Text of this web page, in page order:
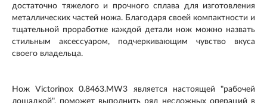
достаточно тяжелого и прочного сплава для изготовления
металлических частей ножа. Благодаря своей компактности и
тщательной проработке каждой детали нож можно назвать
стильным аксессуаром, подчеркивающим чувство вкуса
своего владельца.
Нож Victorinox 0.8463.MW3 является настоящей "рабочей
лошадкой", поможет выполнить ряд несложных операций в